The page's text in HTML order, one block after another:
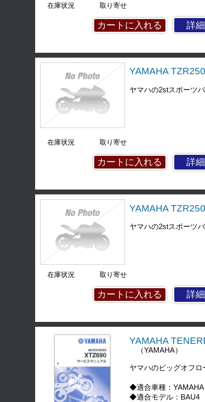
在庫状況 取り寄せ
詳
YAMAHA
ヤマハの2stスポーツ
在庫状況 取り寄せ
詳
YAMAHA
ヤマハの2stスポーツ
在庫状況 取り寄せ
詳
YAMAHA
（YAMAHA）
ヤマハのビッグオフロ
◆適合車種：YAMAHA
◆適合モデル：BAU4